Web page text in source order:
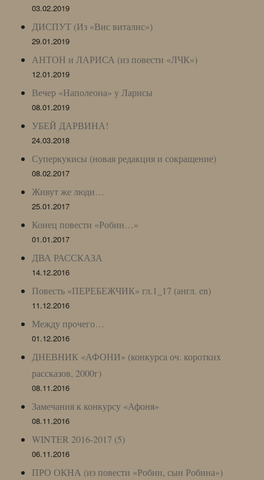
03.02.2019
ДИСПУТ (Из «Вис виталис»)
29.01.2019
АНТОН и ЛАРИСА (из повести «ЛЧК»)
12.01.2019
Вечер «Наполеона» у Ларисы
08.01.2019
УБЕЙ ДАРВИНА!
24.03.2018
Суперкукисы (новая редакция и сокращение)
08.02.2017
Живут же люди…
25.01.2017
Конец повести «Робин…»
01.01.2017
ДВА РАССКАЗА
14.12.2016
Повесть «ПЕРЕБЕЖЧИК» гл.1_17 (англ. en)
11.12.2016
Между прочего…
01.12.2016
ДНЕВНИК «АФОНИ» (конкурса оч. коротких
рассказов, 2000г)
08.11.2016
Замечания к конкурсу «Афоня»
08.11.2016
WINTER 2016-2017 (5)
06.11.2016
ПРО ОКНА (из повести «Робин, сын Робина»)